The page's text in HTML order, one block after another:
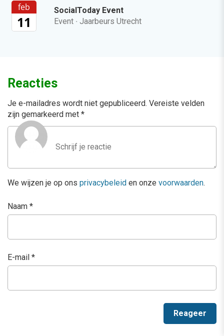
feb
11
SocialToday Event
Event · Jaarbeurs Utrecht
Reacties
Je e-mailadres wordt niet gepubliceerd. Vereiste velden
zijn gemarkeerd met *
We wijzen je op ons privacybeleid en onze voorwaarden.
Naam *
E-mail *